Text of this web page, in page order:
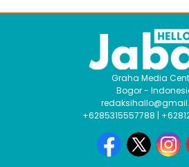
Graha Media
Bogor -
+6285315557788 |